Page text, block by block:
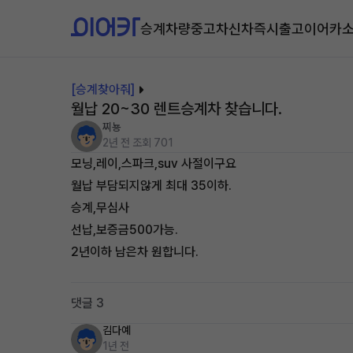
승계차량중고차신차즉시출고이어카
[승계찾아줘]
월납 20~30 렌트승계차 찾습니다.
찌뇽
2년 전 조회 701
모닝,레이,스파크,suv 사절이구요
월납 부담되지않게 최대 35이하.
승계,무심사
선납,보증금500가능.
2년이하 남은차 원합니다.
댓글 3
김다예
1년 전